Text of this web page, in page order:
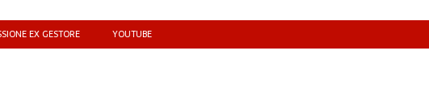
EX GESTORE YOUTUBE